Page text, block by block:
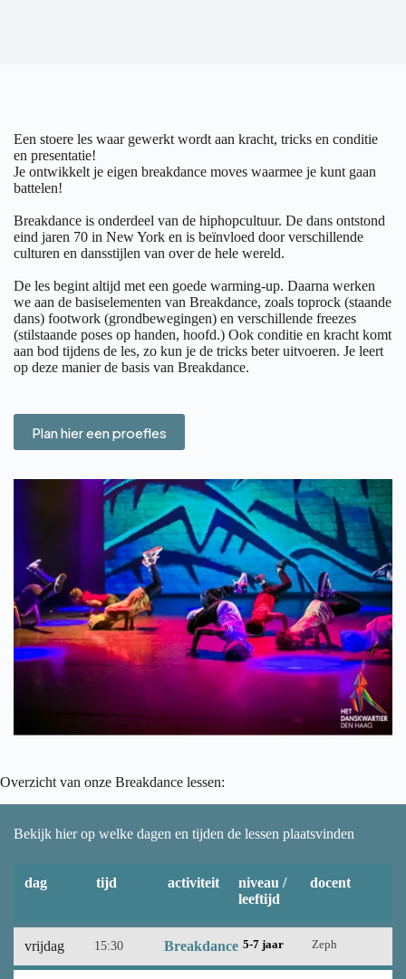
Een stoere les waar gewerkt wordt aan kracht, tricks en conditie
en presentatie!
Je ontwikkelt je eigen breakdance moves waarmee je kunt gaan
battelen!
Breakdance is onderdeel van de hiphopcultuur. De dans ontstond
eind jaren 70 in New York en is beïnvloed door verschillende
culturen en dansstijlen van over de hele wereld.
De les begint altijd met een goede warming-up. Daarna werken
we aan de basiselementen van Breakdance, zoals toprock (staande
dans) footwork (grondbewegingen) en verschillende freezes
(stilstaande poses op handen, hoofd.) Ook conditie en kracht komt
aan bod tijdens de les, zo kun je de tricks beter uitvoeren. Je leert
op deze manier de basis van Breakdance.
Plan hier een proefles
Overzicht van onze Breakdance lessen:
Bekijk hier op welke dagen en tijden de lessen plaatsvinden
dag tijd activiteit
niveau /
leeftijd
docent
vrijdag 15:30 Breakdance 5-7 jaar Zeph